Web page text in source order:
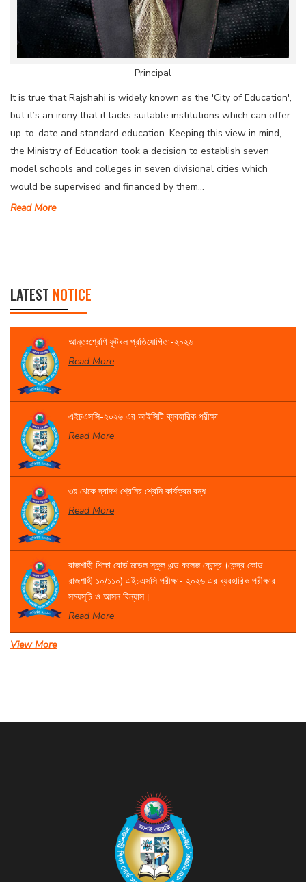
Principal
It is true that Rajshahi is widely known as the 'City of Education',
but it’s an irony that it lacks suitable institutions which can offer
up-to-date and standard education. Keeping this view in mind,
the Ministry of Education took a decision to establish seven
model schools and colleges in seven divisional cities which
would be supervised and financed by them...
Read More
LATEST NOTICE
আন্তঃশ্রেণি ফুটবল প্রতিযোগিতা-২০২৬
Read More
এইচএসসি-২০২৬ এর আইসিটি ব্যবহারিক পরীক্ষা
Read More
৩য় থেকে দ্বাদশ শ্রেনির শ্রেনি কার্যক্রম বন্ধ
Read More
রাজশাহী শিক্ষা বোর্ড মডেল স্কুল এন্ড কলেজ কেন্দ্রে (কেন্দ্র কোড:
রাজশাহী ১০/১১০) এইচএসসি পরীক্ষা- ২০২৬ এর ব্যবহারিক পরীক্ষার
সময়সূচি ও আসন বিন্যাস।
Read More
View More